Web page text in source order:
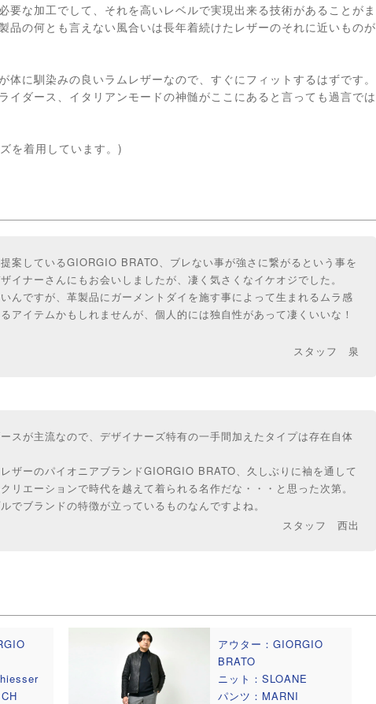
要な加工でして、それを高いレベルで実現出来る技術があることがま
品の何とも言えない風合いは長年着続けたレザーのそれに近いものが
に馴染みの良いラムレザーなので、すぐにフィットするはずです。
イダース、イタリアンモードの神髄がここにあると言っても過言では
を着用しています。)
案しているGIORGIO BRATO、ブレない事が強さに繋がるという事を
イナーさんにもお会いしましたが、凄く気さくなイケオジでした。
んですが、革製品にガーメントダイを施す事によって生まれるムラ感
アイテムかもしれませんが、個人的には独自性があって凄くいいな！
スタッフ 泉
スが主流なので、デザイナーズ特有の一手間加えたタイプは存在自体
ザーのパイオニアブランドGIORGIO BRATO、久しぶりに袖を通して
リエーションで時代を越えて着られる名作だな・・・と思った次第。
でブランドの特徴が立っているものなんですよね。
スタッフ 西出
アウター：GIORGIO
BRATO
ニット：SLOANE
パンツ：MARNI